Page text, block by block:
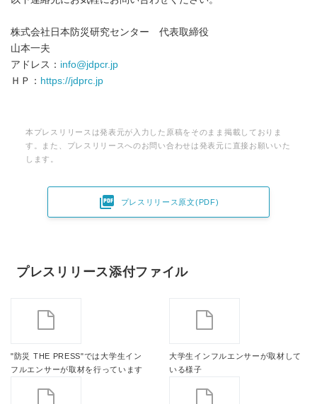
株式会社日本防災研究センター 代表取締役
山本一夫
アドレス： info@jdpcr.jp
ＨＰ： https://jdprc.jp
本プレスリリースは発表元が入力した原稿をそのまま掲載しておりま
す。また、プレスリリースへのお問い合わせは発表元に直接お願いいた
します。
 プレスリリース原文(PDF)
プレスリリース添付ファイル
"防災 THE PRESS"では大学生イン
フルエンサーが取材を行っています
大学生インフルエンサーが取材して
いる様子